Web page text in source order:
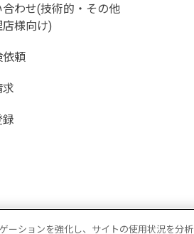
わせ(技術的・その他
様向け)
頼
ーションを強化し、サイトの使用状況を分析